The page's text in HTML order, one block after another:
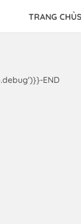
TRANG CHỦ
END